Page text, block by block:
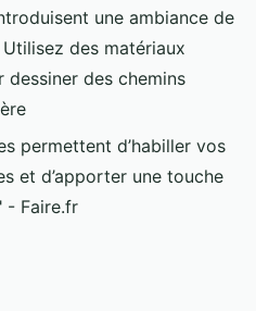
une ambiance de
des matériaux
des chemins
permettent d’habiller vos
et d’apporter une touche
- Faire.fr